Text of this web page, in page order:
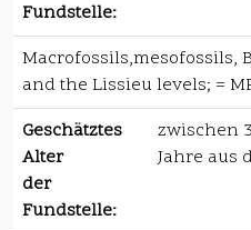
Fundstelle:
Macrofossils,mesofossils,
and the Lissieu levels; =
Geschätztes
Alter
der
Fundstelle:
zwischen
Jahre aus